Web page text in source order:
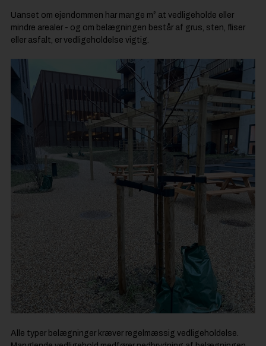
Uanset om ejendommen har mange m² at vedligeholde eller
mindre arealer - og om belægningen består af grus, sten, fliser
eller asfalt, er vedligeholdelse vigtig.
Alle typer belægninger kræver regelmæssig vedligeholdelse.